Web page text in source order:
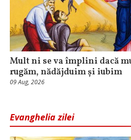
Mult ni se va împlini dacă
rugăm, nădăjduim și iubim
09 Aug, 2026
Evanghelia zilei